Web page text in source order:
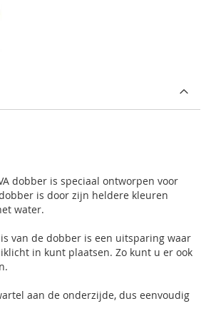
dobber is speciaal ontworpen voor
is door zijn heldere kleuren
water.
van de dobber is een uitsparing waar
in kunt plaatsen. Zo kunt u er ook
aan de onderzijde, dus eenvoudig